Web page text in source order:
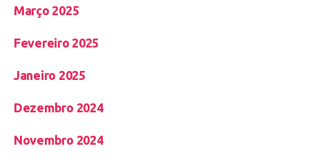
Março 2025
Fevereiro 2025
Janeiro 2025
Dezembro 2024
Novembro 2024